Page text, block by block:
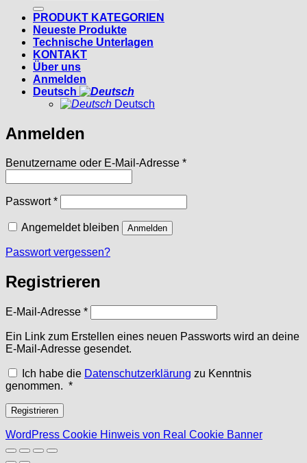
nach:
PRODUKT KATEGORIEN
Neueste Produkte
Technische Unterlagen
KONTAKT
Über uns
Anmelden
Deutsch
Deutsch
Anmelden
Benutzername oder E-Mail-Adresse *Erforderlich
Passwort*Erforderlich
Angemeldet bleiben Anmelden
Passwort vergessen?
Registrieren
E-Mail-Adresse *Erforderlich
Ein Link zum Erstellen eines neuen Passworts wird an deine
E-Mail-Adresse gesendet.
Ich habe die Datenschutzerklärung zu Kenntnis
genommen. *Erforderlich
Registrieren
WordPress Cookie Hinweis von Real Cookie Banner